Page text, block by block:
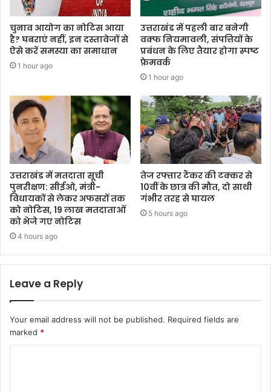
चुनाव आयोग का नोटिस आया
है? घबराएं नहीं, इन दस्तावेजों से
ऐसे करें समस्या का समाधान
1 hour ago
उत्तराखंड में पहली बार बनेगी
वक्फ नियमावली, संपत्तियों के
प्रबंधन के लिए तैयार होगा स्पष्ट
फ्रेमवर्क
1 hour ago
उत्तराखंड में मतदाता सूची
पुनरीक्षण: सीईओ, मंत्री-
विधायकों से लेकर अफसरों तक
को नोटिस, 19 लाख मतदाताओं
को भेजे गए नोटिस
4 hours ago
तेज रफ्तार टैंकर की टक्कर से
10वीं के छात्र की मौत, दो साथी
गंभीर तरह से घायल
5 hours ago
Leave a Reply
Your email address will not be published. Required fields are
marked *